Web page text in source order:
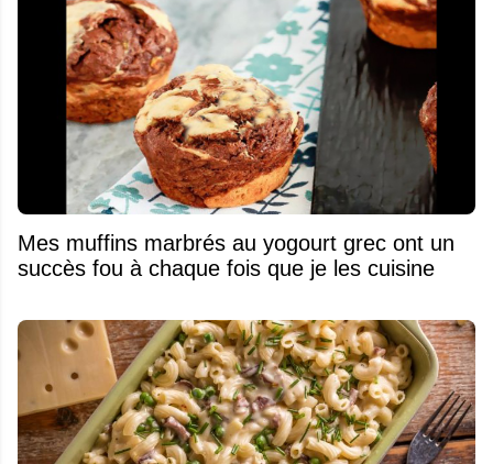
Mes muffins marbrés au yogourt grec ont un
succès fou à chaque fois que je les cuisine